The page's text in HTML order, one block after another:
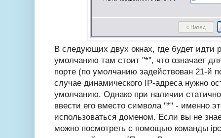
В следующих двух окнах, где будет идти
умолчанию там стоит "*", что означает
порте (по умолчанию задействован 21-й
случае динамического IP-адреса нужно
умолчанию. Однако при наличии
ввести его вместо символа "*" - именно
использоваться доменом. Если вы не
можно посмотреть с помощью команды